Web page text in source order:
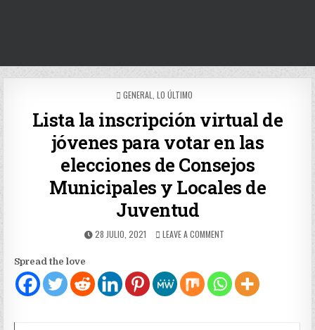
POSTED
GENERAL LO ÚLTIMO
Lista la inscripción virtual de
jóvenes para votar en las
elecciones de Consejos
Municipales y Locales de
Juventud
PUBLISHED
28 JULIO, 2021 LEAVE A COMMENTON
INSCRIPCIÓN
VIRTUAL
DE
Spread the love